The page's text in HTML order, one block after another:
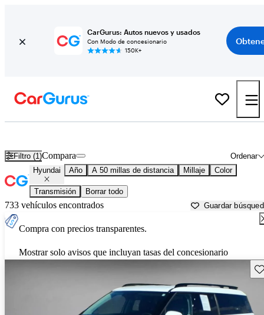
CarGurus: Autos nuevos y usados
Con Modo de concesionario
150K+
Filtro (1) Ordenar
Compara
Hyundai Año A 50 millas de distancia Millaje Color
Transmisión Borrar todo
733 vehículos encontrados Guardar
Compra con precios transparentes.
Mostrar solo avisos que incluyan tasas del concesionario